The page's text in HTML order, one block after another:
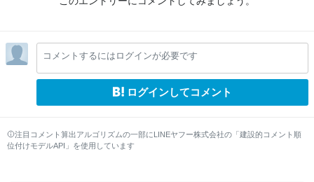
コメントするにはログインが必要です
ログインしてコメント
注目コメント算出アルゴリズムの一部にLINEヤフー株式会社の「建設的コメント順
位付けモデルAPI」を使用しています